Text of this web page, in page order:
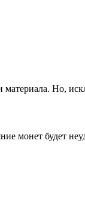
материала. Но,
монет будет